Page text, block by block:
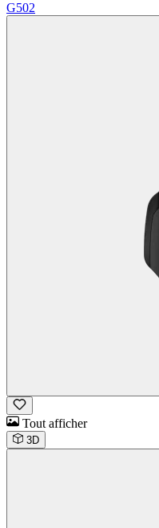
G502
Tout afficher
3D